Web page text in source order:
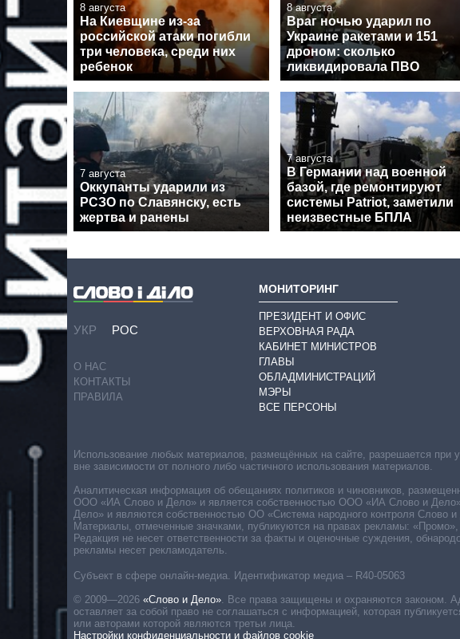
8 августа
На Киевщине из-за
российской атаки погибли
три человека, среди них
ребенок
8 августа
Враг ночью ударил по
Украине ракетами и 151
дроном: сколько
ликвидировала ПВО
7 августа
Оккупанты ударили из
РСЗО по Славянску, есть
жертва и ранены
7 августа
В Германии над военной
базой, где ремонтируют
системы Patriot, заметили
неизвестные БПЛА
УКР РОС
О НАС
КОНТАКТЫ
ПРАВИЛА
МОНИТОРИНГ
ПРЕЗИДЕНТ И ОФИС
ВЕРХОВНАЯ РАДА
КАБИНЕТ МИНИСТРОВ
ГЛАВЫ
ОБЛАДМИНИСТРАЦИЙ
МЭРЫ
ВСЕ ПЕРСОНЫ
Субъект в сфере онлайн-медиа. Идентификатор медиа – R40-05063
© 2009—2026 «Слово и Дело» Все права защищены и охраняются законом.
оставляет за собой право не соглашаться с информацией, которая
или авторами которой являются третьи лица.
Настройки конфиденциальности и файлов cookie
Использование любых материалов, размещённых на сайте, разрешается при
вне зависимости от полного либо частичного использования материалов.
Аналитическая информация об обещаниях политиков и чиновников,
ООО «ИА Слово и Дело» и является собственностью ООО «ИА Слово и
Дело» и являются собственностью ОО «Система народного контроля Слово и
Материалы, отмеченные значками, публикуются на правах рекламы:
Редакция не несет ответственности за факты и оценочные суждения,
рекламы несет рекламодатель.